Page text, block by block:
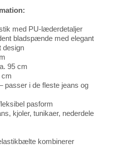
med PU-læderdetaljer
bladspænde med elegant
design
95 cm
cm
passer i de fleste jeans og
pasform
kjoler, tunikaer, nederdele
kombinerer